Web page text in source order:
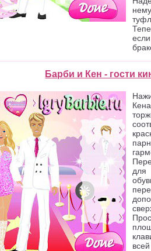
Барби и Кен - гости
для